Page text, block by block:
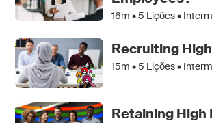
16m •5 Lições •
Recruiting
15m •5 Lições •
Retaining